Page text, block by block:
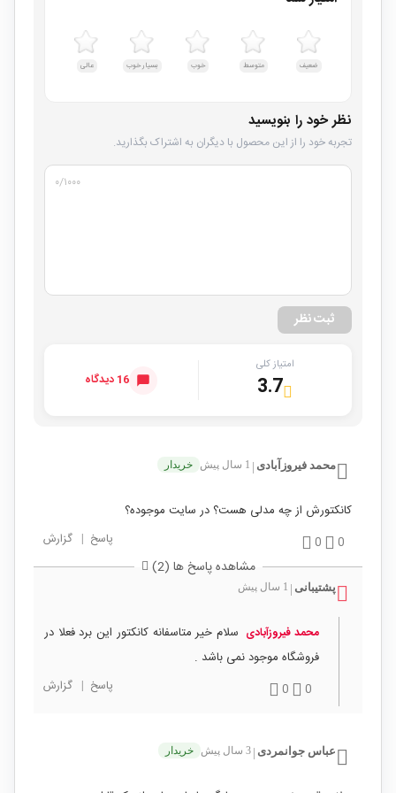
ضعیف متوسط خوب بسیار خوب عالی
نظر خود را بنویسید
تجربه خود را از این محصول با دیگران به اشتراک بگذارید.
۰/۱۰۰۰
ثبت نظر
امتیاز کلی
3.7 16 دیدگاه
محمد فیروزآبادی 1 سال پیش خریدار
کانکتورش از چه مدلی هست؟ در سایت موجوده؟
0
0 پاسخ | گزارش
مشاهده پاسخ ها (2)
پشتیبانی 1 سال پیش
محمد فیروزآبادی سلام خیر متاسفانه کانکتور این برد فعلا در
فروشگاه موجود نمی باشد .
0
0 پاسخ | گزارش
عباس جوانمردی 3 سال پیش خریدار